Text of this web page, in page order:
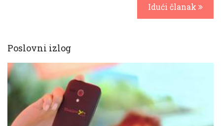
Idući članak
Poslovni izlog